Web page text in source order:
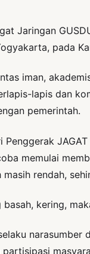
Jaringan
pada
iman,
lapis dan
pemerintah.
Penggerak
memulai
rendah,
kering,